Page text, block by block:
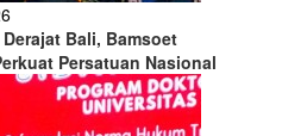
Bali, Bamsoet
Persatuan Nasional